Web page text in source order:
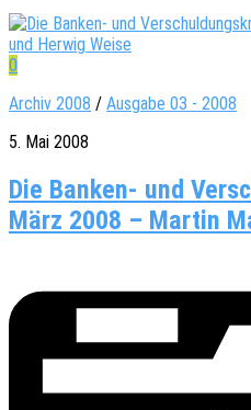
0
Archiv 2008 / Ausgabe 03 - 2008
5. Mai 2008
Die Banken- und
März 2008 – Martin